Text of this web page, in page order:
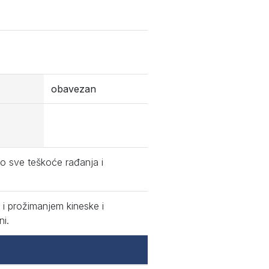
obavezan
sve teškoće rađanja i
prožimanjem kineske i